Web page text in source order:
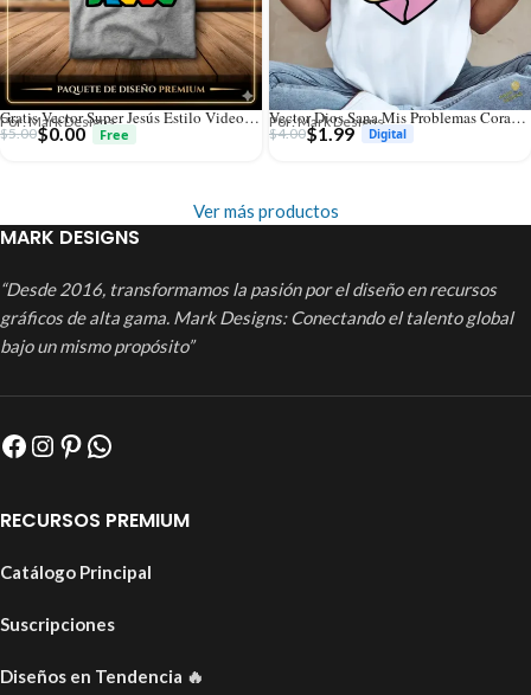
Gratis Vector Super Jesús Estilo Videojuego Retro Mario para Sublimación
Por: Mark Designs
$5.00$0.00
Vector Dios Sana Mis Problemas Corazón con Curita para Sublimación
Por: Mark Designs
$4.00$1.99
Ver más productos
MARK DESIGNS
“Desde 2016, transformamos la pasión por el diseño en recursos
gráficos de alta gama. Mark Designs: Conectando el talento global
bajo un mismo propósito”
RECURSOS PREMIUM
Catálogo Principal
Suscripciones
Diseños en Tendencia 🔥